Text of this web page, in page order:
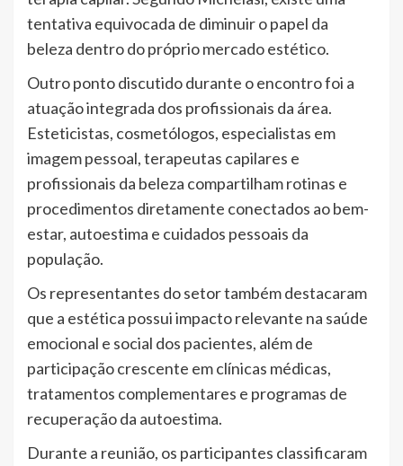
tentativa equivocada de diminuir o papel da
beleza dentro do próprio mercado estético.
Outro ponto discutido durante o encontro foi a
atuação integrada dos profissionais da área.
Esteticistas, cosmetólogos, especialistas em
imagem pessoal, terapeutas capilares e
profissionais da beleza compartilham rotinas e
procedimentos diretamente conectados ao bem-
estar, autoestima e cuidados pessoais da
população.
Os representantes do setor também destacaram
que a estética possui impacto relevante na saúde
emocional e social dos pacientes, além de
participação crescente em clínicas médicas,
tratamentos complementares e programas de
recuperação da autoestima.
Durante a reunião, os participantes classificaram